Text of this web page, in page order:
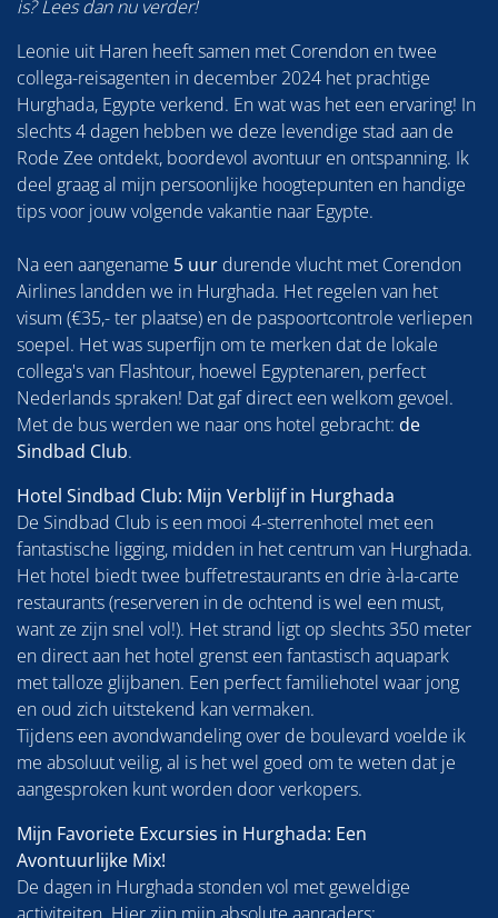
is? Lees dan nu verder!
Leonie uit Haren heeft samen met Corendon en twee
collega-reisagenten in december 2024 het prachtige
Hurghada, Egypte verkend. En wat was het een ervaring! In
slechts 4 dagen hebben we deze levendige stad aan de
Rode Zee ontdekt, boordevol avontuur en ontspanning. Ik
deel graag al mijn persoonlijke hoogtepunten en handige
tips voor jouw volgende vakantie naar Egypte.
Na een aangename 5 uur durende vlucht met Corendon
Airlines landden we in Hurghada. Het regelen van het
visum (€35,- ter plaatse) en de paspoortcontrole verliepen
soepel. Het was superfijn om te merken dat de lokale
collega's van Flashtour, hoewel Egyptenaren, perfect
Nederlands spraken! Dat gaf direct een welkom gevoel.
Met de bus werden we naar ons hotel gebracht: de
Sindbad Club.
Hotel Sindbad Club: Mijn Verblijf in Hurghada
De Sindbad Club is een mooi 4-sterrenhotel met een
fantastische ligging, midden in het centrum van Hurghada.
Het hotel biedt twee buffetrestaurants en drie à-la-carte
restaurants (reserveren in de ochtend is wel een must,
want ze zijn snel vol!). Het strand ligt op slechts 350 meter
en direct aan het hotel grenst een fantastisch aquapark
met talloze glijbanen. Een perfect familiehotel waar jong
en oud zich uitstekend kan vermaken.
Tijdens een avondwandeling over de boulevard voelde ik
me absoluut veilig, al is het wel goed om te weten dat je
aangesproken kunt worden door verkopers.
Mijn Favoriete Excursies in Hurghada: Een
Avontuurlijke Mix!
De dagen in Hurghada stonden vol met geweldige